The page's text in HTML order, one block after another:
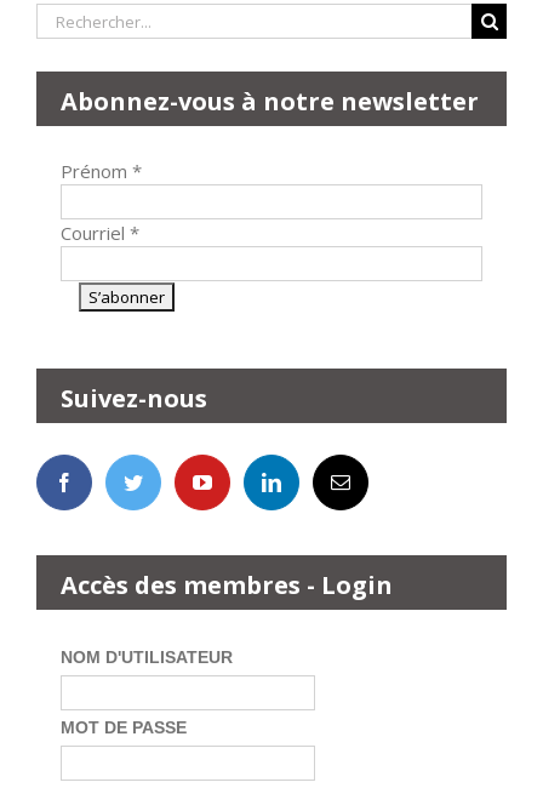
Rechercher:
Abonnez-vous à notre newsletter
Prénom *
Courriel *
Suivez-nous
Accès des membres - Login
NOM D'UTILISATEUR
MOT DE PASSE